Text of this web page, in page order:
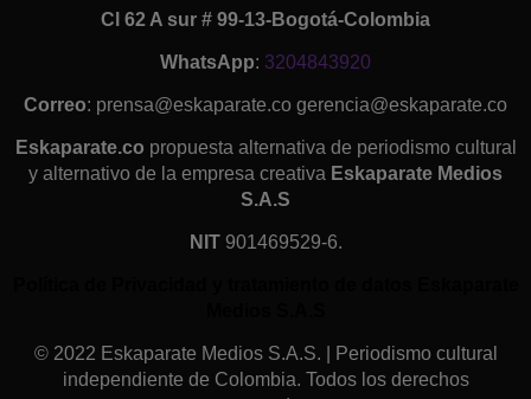
Cl 62 A sur # 99-13-Bogotá-Colombia
WhatsApp: 3204843920
Correo: prensa@eskaparate.co gerencia@eskaparate.co
Eskaparate.co propuesta alternativa de periodismo cultural
y alternativo de la empresa creativa Eskaparate Medios
S.A.S
NIT 901469529-6.
© 2022 Eskaparate Medios S.A.S. | Periodismo cultural
independiente de Colombia. Todos los derechos